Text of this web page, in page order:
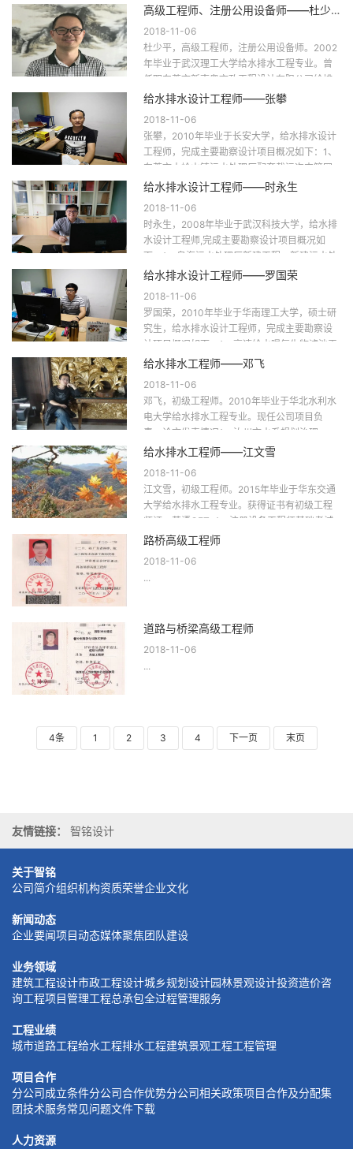
木工程（给排水方向）工程硕士。历任中国市高级工程师、注册公用设备师——杜少平
2018-11-06
杜少平，高级工程师，注册公用设备师。2002
年毕业于武汉理工大学给水排水工程专业。曾
任职东莞市新南粤市政工程设计有限公司给排
水工程设计、中国市政工程西北设计研究院有
给水排水设计工程师——张攀
2018-11-06
张攀，2010年毕业于长安大学，给水排水设计
工程师，完成主要勘察设计项目概况如下：1、
东莞市大岭山镇污水处理厂配套截污次支管网
工程，近期管网总长度100.8km；远期72.4k...
给水排水设计工程师——时永生
2018-11-06
时永生，2008年毕业于武汉科技大学，给水排
水设计工程师,完成主要勘察设计项目概况如
下：1、乌海污水处理厂新建工程，新建污水处
理厂5万m3/d，期间负责该项目设计工作，已
给水排水设计工程师——罗国荣
2018-11-06
罗国荣，2010年毕业于华南理工大学，硕士研
究生，给水排水设计工程师，完成主要勘察设
计项目概况如下：1、高速给水曝气生物滤池工
程，给水生物预处理，处理规模73.5万m3/d，
给水排水工程师——邓飞
2018-11-06
邓飞，初级工程师。2010年毕业于华北水利水
电大学给水排水工程专业。现任公司项目负
责。论文发表情况1、汝州市水系规划治理
&nb...
给水排水工程师——江文雪
2018-11-06
江文雪，初级工程师。2015年毕业于华东交通
大学给水排水工程专业。获得证书有初级工程
师证、英语CET-4、注册设备工程师基础考试
合格证及海绵城市规划继续教育证。...
路桥高级工程师
2018-11-06
...
道路与桥梁高级工程师
2018-11-06
...
4条 1 2 3 4 下一页 末页
友情链接： 智铭设计
关于智铭
公司简介组织机构资质荣誉企业文化
新闻动态
企业要闻项目动态媒体聚焦团队建设
业务领域
建筑工程设计市政工程设计城乡规划设计园林景观设计投资造价咨
询工程项目管理工程总承包全过程管理服务
工程业绩
城市道路工程给水工程排水工程建筑景观工程工程管理
项目合作
分公司成立条件分公司合作优势分公司相关政策项目合作及分配集
团技术服务常见问题文件下载
人力资源